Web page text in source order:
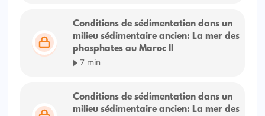
Conditions de sédimentation dans un
milieu sédimentaire ancien: La mer des
phosphates au Maroc II
7 min
Conditions de sédimentation dans un
milieu sédimentaire ancien: La mer des